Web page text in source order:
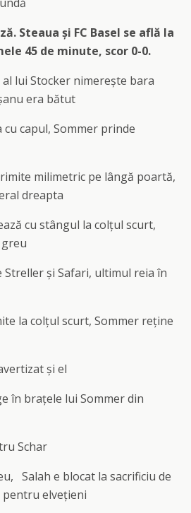
Steaua și FC Basel se află la
45 de minute, scor 0-0.
lui Stocker nimerește bara
era bătut
cu capul, Sommer prinde
milimetric pe lângă poartă,
dreapta
cu stângul la colțul scurt,
Streller și Safari, ultimul reia în
la colțul scurt, Sommer reține
și el
în brațele lui Sommer din
Schar
Salah e blocat la sacrificiu de
pentru elvețieni